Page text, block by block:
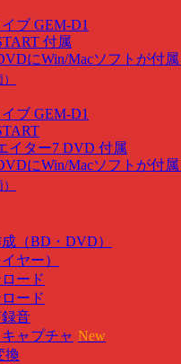
ブ GEM-D1
付属
にWin/Macソフトが付
ブ GEM-D1
イター7 DVD 付属
にWin/Macソフトが付
（BD・DVD）
ヤー）
ード
ード
音
ャプチャ New
換